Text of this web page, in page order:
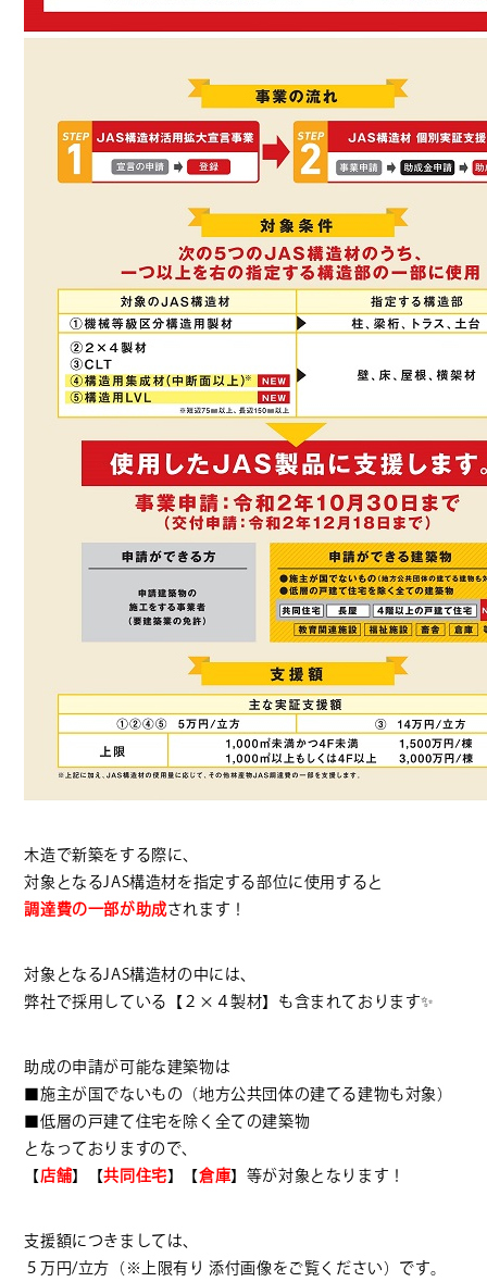
木造で新築をする際に、
対象となるJAS構造材を指定する部位に使用すると
調達費の一部が助成されます！
対象となるJAS構造材の中には、
弊社で採用している【 ２×４製材】も含まれております✨
助成の申請が可能な建築物は
■施主が国でないもの（地方公共団体の建てる建物も対象）
■低層の戸建て住宅を除く全ての建築物
となっておりますので、
【 店舗】【共同住宅】【倉庫】等が対象となります！
支援額につきましては、
５万円/立方（※上限有り 添付画像をご覧ください）です。